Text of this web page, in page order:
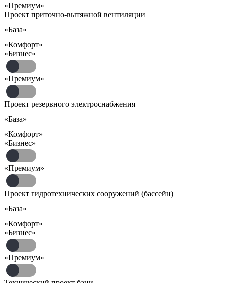
«Премиум»
Проект приточно-вытяжной вентиляции
«База»
«Комфорт»
«Бизнес»
«Премиум»
Проект резервного электроснабжения
«База»
«Комфорт»
«Бизнес»
«Премиум»
Проект гидротехнических сооружений (бассейн)
«База»
«Комфорт»
«Бизнес»
«Премиум»